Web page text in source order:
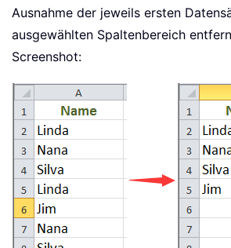
Ausnahme der jeweils ersten
ausgewählten Spaltenbereich
Screenshot: